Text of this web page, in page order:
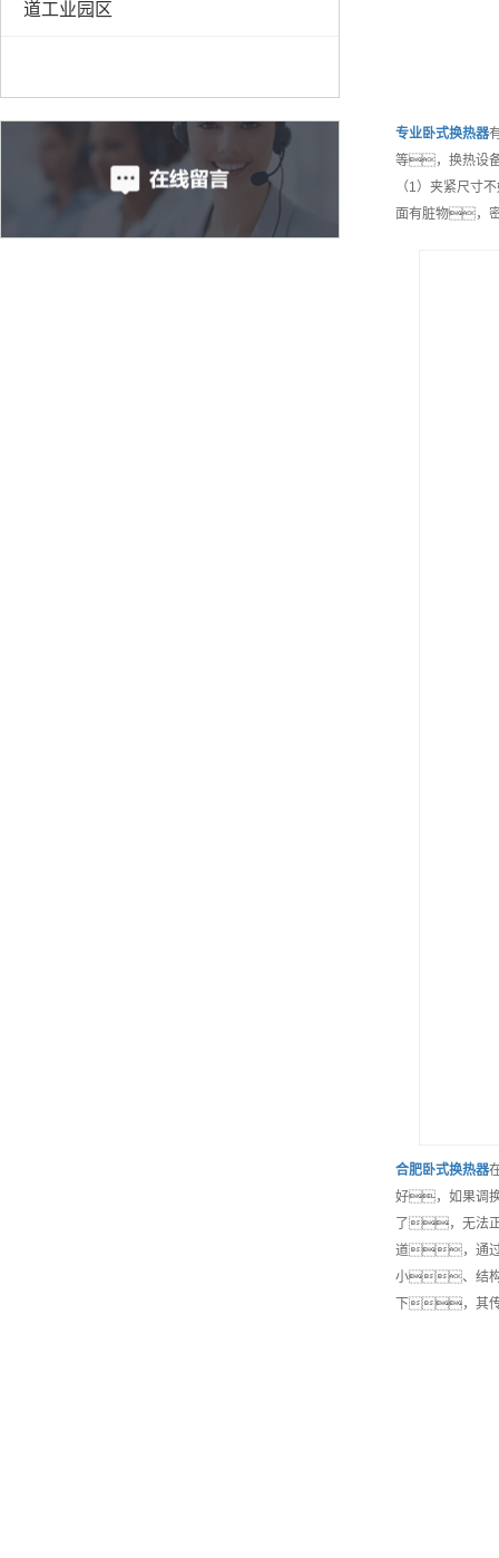
道工业园区
专业卧式换热器
等，换热设
（1）夹紧尺
面有脏物，
合肥卧式换热器
好，如果调
了，无法
道，通过
小、结构
下，其